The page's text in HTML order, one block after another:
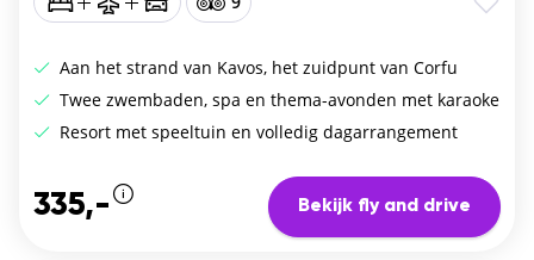
Aan het strand van Kavos, het zuidpunt van Corfu
Twee zwembaden, spa en thema-avonden met karaoke
Resort met speeltuin en volledig dagarrangement
335,- Bekijk fly and drive